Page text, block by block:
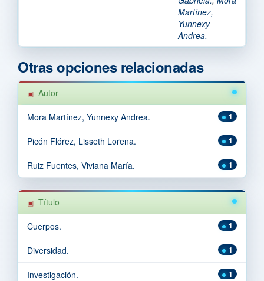
Martínez,
Yunnexy
Andrea.
Otras opciones relacionadas
Autor
1
Mora Martínez, Yunnexy Andrea.
1
Picón Flórez, Lisseth Lorena.
1
Ruiz Fuentes, Viviana María.
Título
1
Cuerpos.
1
Diversidad.
1
Investigación.